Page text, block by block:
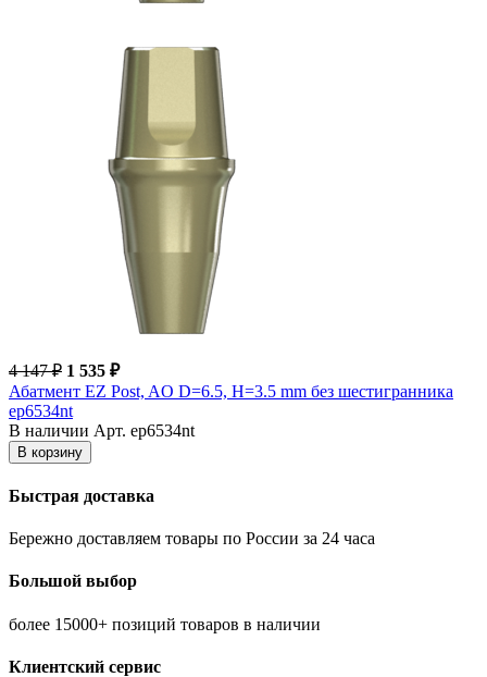
4 147 ₽ 1 535 ₽
Абатмент EZ Post, AO D=6.5, H=3.5 mm без шестигранника
ep6534nt
В наличии Арт. ep6534nt
В корзину
Быстрая доставка
Бережно доставляем товары по России за 24 часа
Большой выбор
более 15000+ позиций товаров в наличии
Клиентский сервис